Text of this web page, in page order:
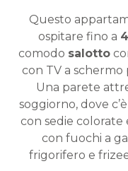
Questo
ospitare fino a
comodo salotto
con TV a
Una parete
soggiorno, dove
con sedie colorate
con fuochi a
frigorifero e